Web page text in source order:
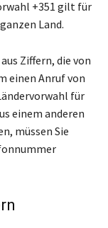
+351 gilt für
Land.
Ziffern, die von
einen Anruf von
für
einem anderen
müssen Sie